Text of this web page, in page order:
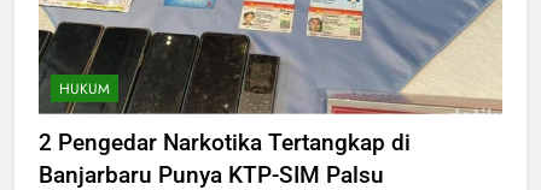
HUKUM
2 Pengedar Narkotika Tertangkap di
Banjarbaru Punya KTP-SIM Palsu